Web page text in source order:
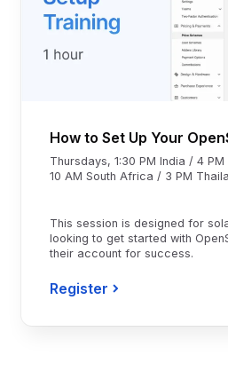
How to Set Up Your
Thursdays, 1:30 PM India / 4
10 AM South Africa / 3 PM
This session is designed for
looking to get started with
their account for success.
Register